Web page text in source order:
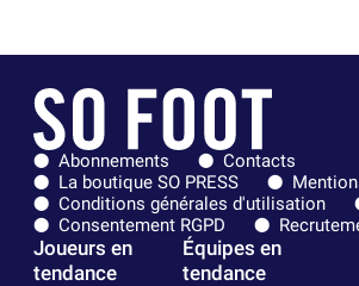
Abonnements
Contacts
La boutique SO PRESS
Conditions générales d'utilisation
Consentement RGPD
Joueurs en
tendance
Équipes en
tendance